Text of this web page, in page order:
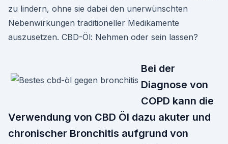
zu lindern, ohne sie dabei den unerwünschten
Nebenwirkungen traditioneller Medikamente
auszusetzen. CBD-Öl: Nehmen oder sein lassen?
Bei der
Diagnose von
COPD kann die
Verwendung von CBD Öl dazu akuter und
chronischer Bronchitis aufgrund von